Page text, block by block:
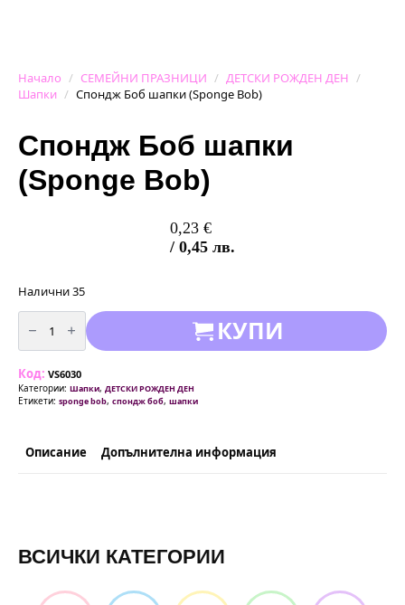
Начало СЕМЕЙНИ ПРАЗНИЦИ
ДЕТСКИ РОЖДЕН ДЕН
Шапки
Спондж Боб шапки (Sponge Bob)
Спондж Боб шапки
(Sponge Bob)
0,23 €
/ 0,45 лв.
Налични 35
количество
за
Спондж
Боб
(Sponge
Bob)
КУПИ
Код: VS6030
Категории: Шапки, ДЕТСКИ РОЖДЕН ДЕН
Етикети: sponge bob, спондж боб, шапки
Описание Допълнителна информация
ВСИЧКИ КАТЕГОРИИ